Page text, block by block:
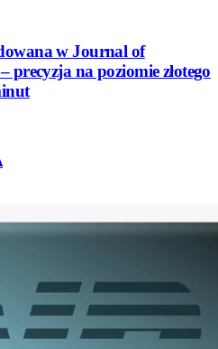
w Journal of
precyzja na poziomie złotego